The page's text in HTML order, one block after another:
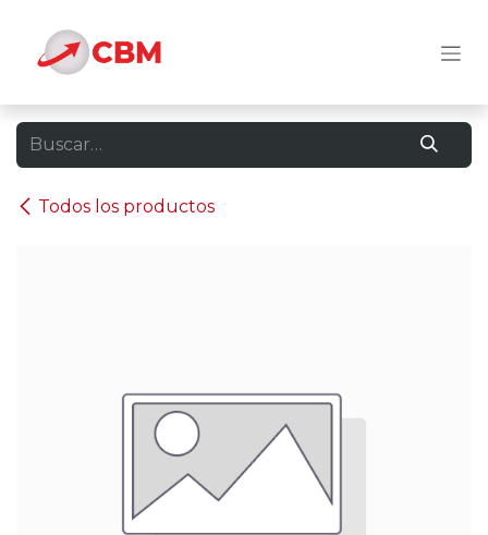
Todos los productos